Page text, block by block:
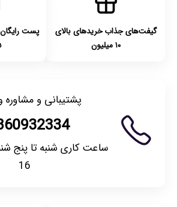
گیفت‌های جذاب خریدهای بالای
۱۰ میلیون
پست
۵
پشتیبانی و
16